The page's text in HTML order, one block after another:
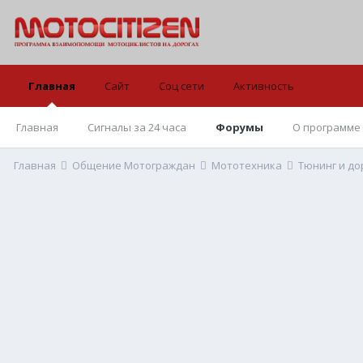
Главная
Главная Сигналы за 24 часа Форумы О программе
Сайт Соц сети Активность
Главная Общение Мотограждан Мототехника Тюнинг и